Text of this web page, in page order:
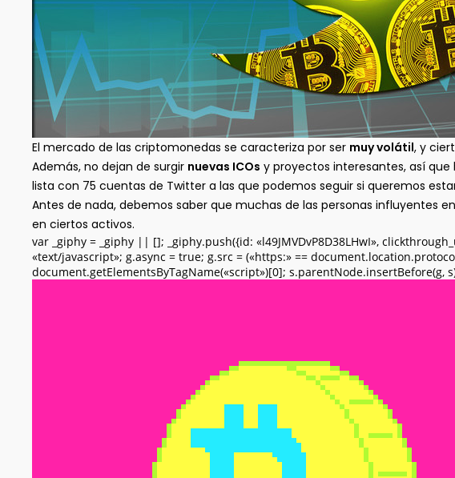
El mercado de las criptomonedas se caracteriza por ser muy volátil, y
Además, no dejan de surgir nuevas ICOs y proyectos interesantes, así
lista con 75 cuentas de Twitter a las que podemos seguir si queremos
Antes de nada, debemos saber que muchas de las personas influyentes
en ciertos activos.
var _giphy = _giphy || []; _giphy.push({id: «l49JMVDvP8D38LHwI»,
«text/javascript»; g.async = true; g.src = («https:» ==
document.getElementsByTagName(«script»)[0]; s.parentNode.insertBefore(g,